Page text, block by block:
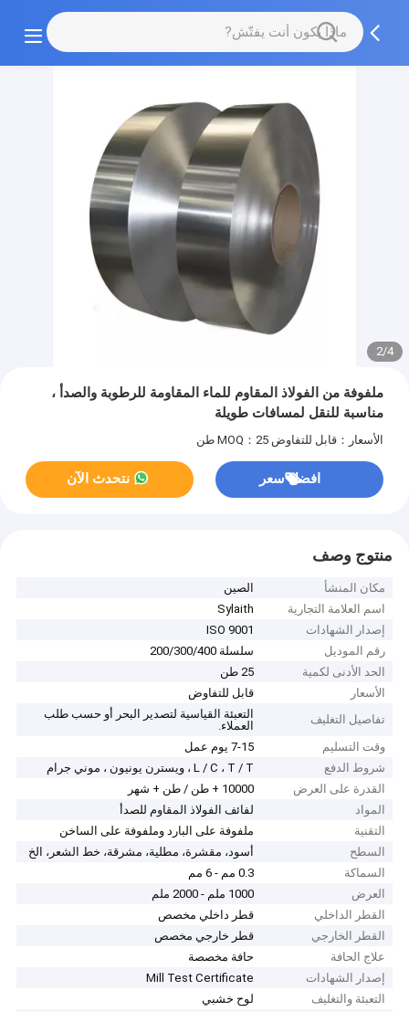
2/4
ملفوفة من الفولاذ المقاوم للماء المقاومة للرطوبة والصدأ ،
مناسبة للنقل لمسافات طويلة
الأسعار：قابل للتفاوض MOQ：25 طن
افضل سعر نتحدث الآن
منتوج وصف
مكان المنشأ
الصين
اسم العلامة التجارية
Sylaith
إصدار الشهادات
ISO 9001
رقم الموديل
سلسلة 200/300/400
الحد الأدنى لكمية
25 طن
الأسعار
قابل للتفاوض
تفاصيل التغليف
التعبئة القياسية لتصدير البحر أو حسب طلب
العملاء.
وقت التسليم
7-15 يوم عمل
شروط الدفع
L / C ، T / T ، ويسترن يونيون ، موني جرام
القدرة على العرض
10000 + طن / طن + شهر
المواد
لفائف الفولاذ المقاوم للصدأ
التقنية
ملفوفة على البارد وملفوفة على الساخن
السطح
أسود، مقشرة، مطلية، مشرقة، خط الشعر، الخ
السماكة
0.3 مم - 6 مم
العرض
1000 ملم - 2000 ملم
القطر الداخلي
قطر داخلي مخصص
القطر الخارجي
قطر خارجي مخصص
علاج الحافة
حافة مخصصة
إصدار الشهادات
Mill Test Certificate
التعبئة والتغليف
لوح خشبي